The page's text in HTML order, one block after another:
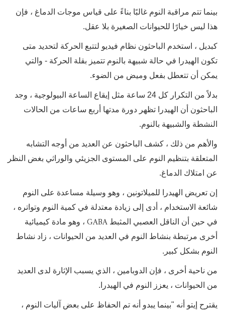
بينما تتم مراقبة النوم غالبًا بناءً على قياس موجات الدماغ ، فإن
هذا ليس خيارًا للحيوانات الصغيرة بلا عقل.
كبديل ، استخدم الباحثون نظام فيديو لتتبع الحركة لتحديد متى
تكون الهيدرا في حالة شبيهة بالنوم تتميز بقلة الحركة - والتي
يمكن أن تتعطل بفعل وميض من الضوء.
بدلاً من التكرار كل 24 ساعة مثل إيقاع الساعة البيولوجية ، وجد
الباحثون أن الهيدرا تظهر دورة مدتها أربع ساعات من الحالات
النشطة والشبيهة بالنوم.
والأهم من ذلك ، كشف الباحثون عن العديد من أوجه التشابه
المتعلقة بتنظيم النوم على المستوى الجزيئي والوراثي بغض النظر
عن امتلاك الدماغ.
إن تعريض الهيدرا للميلاتونين ، وهو وسيلة مساعدة على النوم
شائعة الاستخدام ، أدى إلى زيادة معتدلة في كمية النوم وتواتره ،
في حين أن الناقل العصبي المثبط GABA ، وهو مادة كيميائية
أخرى مرتبطة بنشاط النوم في العديد من الحيوانات ، زاد نشاط
النوم بشكل كبير.
من ناحية أخرى ، فإن الدوبامين ، الذي يسبب الإثارة لدى العديد
من الحيوانات ، يعزز النوم في الهيدرا.
يقترح إيتو أنه "بينما يبدو أنه تم الحفاظ على بعض آليات النوم ،